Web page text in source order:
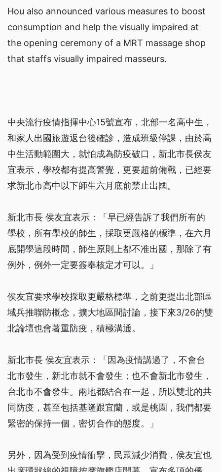
Hou also announced various measures to boost
consumption and help the visually impaired at
the opening ceremony of a MRT massage shop
that staffs visually impaired masseurs.
中央流行疫情指揮中心15號宣布，北部一名高中生，
和家人出國旅遊返台後確診，造成班級停課，由於高
中生活動範圍大，就怕成為防疫破口，新北市長侯友
宜表示，學校都有提高警覺，更要超前備戰，已經要
求新北市高中以下師生六月底前禁止出國。
新北市長 侯友宜表示：「早已經告訴了我們所有的
學校，所有學校的師生，採取更嚴格的標準，在六月
底開學這段時間，師生原則上都不准出國，那除了有
例外，例外一定要簽奉核定才可以。」
侯友宜要求學校採取更嚴格標準，之前更提出北部區
域兵推聯防概念，擴大地區間討論，接下來3/26的雙
北論壇也會著重防疫，積極溝通。
新北市長 侯友宜表示：「因為疫情講過了，不會台
北市發生，新北市就不會發生；也不會新北市發生，
台北市不會發生。兩地都結合在一起，所以雙北的共
同防疫，甚至包括基隆跟宜蘭，或是桃園，我們都要
緊密的保持一個，密切合作的態度。」
另外，因為受到疫情衝擊，民眾減少消費，侯友宜也